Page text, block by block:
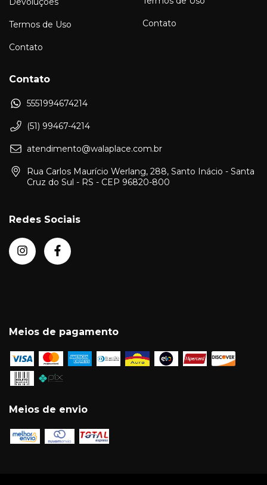
Termos de Uso
Contato
Contato
Contato
5551994674214
(51) 99467-4214
atendimento@walaplace.com.br
Rua Carlos Maurício Werlang, 288, Santo Inácio - Santa
Cruz do Sul - RS - CEP 96820-800
Redes Sociais
Meios de pagamento
Meios de envio